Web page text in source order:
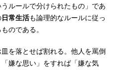
ルールで分けられたもの」であ
日常生活も論理的なルールに従っ
のである。
を落とせば割れる。他人を罵倒
嫌な思い」をすれば「嫌な気